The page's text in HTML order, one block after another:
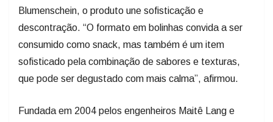
Blumenschein, o produto une sofisticação e
descontração. “O formato em bolinhas convida a ser
consumido como snack, mas também é um item
sofisticado pela combinação de sabores e texturas,
que pode ser degustado com mais calma”, afirmou.
Fundada em 2004 pelos engenheiros Maitê Lang e